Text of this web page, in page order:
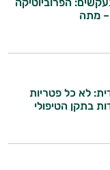
הפרוביוטיקה
– מתה
לא כל פטריות
בתקן הטיפולי
למטרות
רכיבים
היום